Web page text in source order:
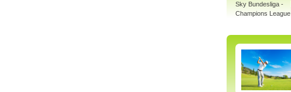
Sky Bundesliga -
Champions League